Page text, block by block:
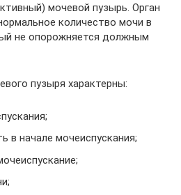
мочевой пузырь. Орган
количество мочи в
не опорожняется должным
пузыря характерны:
в начале мочеиспускания;